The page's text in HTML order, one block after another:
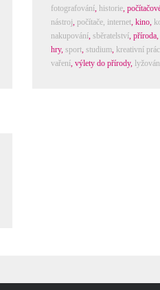
fotografování, historie,
nástroj,počítače, internet,kino,
nakupování,sběratelství,příroda
hry,sport,studium, kreativní
vaření,výlety do přírody,